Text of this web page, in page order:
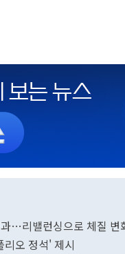
…리밸런싱으로 체질 변
리오 정석' 제시